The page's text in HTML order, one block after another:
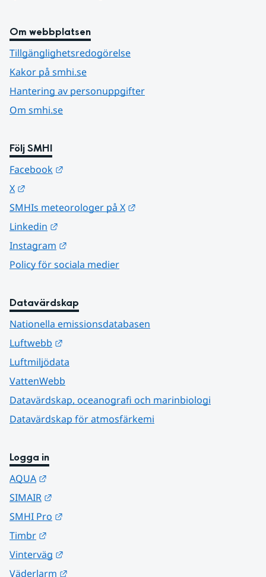
Om webbplatsen
Tillgänglighetsredogörelse
Kakor på smhi.se
Hantering av personuppgifter
Om smhi.se
Följ SMHI
Facebook
X
SMHIs meteorologer på X
Linkedin
Instagram
Policy för sociala medier
Datavärdskap
Nationella emissionsdatabasen
Luftwebb
Luftmiljödata
VattenWebb
Datavärdskap, oceanografi och marinbiologi
Datavärdskap för atmosfärkemi
Logga in
AQUA
SIMAIR
SMHI Pro
Timbr
Vinterväg
Väderlarm